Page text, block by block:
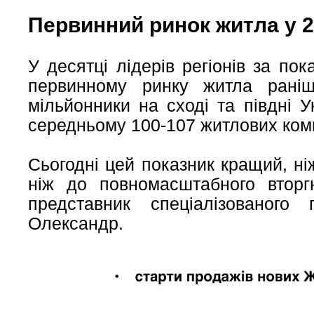
Первинний ринок житла у
У десятці лідерів регіонів за
первинному ринку житла
мільйонники на сході та півдні
середньому 100-107 житлових
Сьогодні цей показник кращий,
ніж до повномасштабного
представник
Олександр.